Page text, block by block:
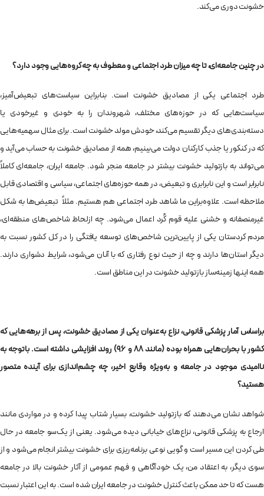
خشونت دوری می‌کند.
در چنین جامعه‌ای‌، تا چه میزان طرد اجتماعی و معطوف به چه گروه‌هایی وجود دارد؟
طرد اجتماعی یکی از مصادیق خشونت است. بنابراین سیاست‌های تبعیض‌آمیز،
سیاست‌هایی که در حوزه‌های مختلف، شهروندان را به خودی و غیرخودی یا
دسته‌بندی‌های دیگر تقسیم می‌کند، خودش مولد خشونت است. برای مثال سهمیه‌هایی
که در کنکور یا جذب کارکنان دولت می‌بینیم، همه از مصادیق خشونت به حساب می‌آید و
می‌تواند به بازتولید خشونت بیشتر در جامعه منجر شود. جامعه‌ ایران، جامعه‌ای‌ کاملاً
نابرابر است و این نابرابری و تبعیض، در همه حوزه‌های اجتماعی، سیاسی و اقتصادی قابل
ملاحظه است. علاوه‌براین ما شاهد طرد اجتماعی هم هستیم. مثلاً تبعیض‌ها به شکل
غیرمنصفانه و خشنی علیه قوم کُرد اعمال می‌شود. چه ازلحاظ شاخص‌های منطقه‌ای،
مردم کردستان یکی از پایین‌ترین شاخص‌های توسعه یافتگی را در کل کشور نسبت به
دیگر استان‌ها دارند و چه از حیث نوع رفتاری که با آنان می‌شود، شرایط دشواری دارند.
همه‌ اینها زمینه‌ساز بازتولید خشونت در این مناطق است.
براساس آمار پزشکی قانونی، نزاع به‌عنوان یکی از مصادیق خشونت، پس از برهه‌هایی‌ که
کشور با بحران‌هایی همراه بوده (مانند 88 و 96) روند افزایشی داشته است. باتوجه به
ناامیدی موجود در جامعه و به‌ویژه وقایع اخیر، چه چشم‌اندازی برای آینده‌ متصور
هستید؟
شواهد نشان می‌دهند که بازتولید خشونت، بسیار شتاب پیدا کرده و در مواردی مانند
ارجاع به پزشکی قانونی، نزاع‌های خیابانی دیده می‌شود. یعنی از یک‌سو جامعه در حال
طی کردن این مسیر است و گویی نوعی برنامه‌ریزی برای خشونت بیشتر انجام می‌شود و از
سوی دیگر، به اعتقاد من، یک خودآگاهی و فهم عمومی از آثار خشونت بالا در جامعه
هست که تا حد ممکن باعث کنترل خشونت در جامعه‌ ایران شده است. به این اعتبار نسبت